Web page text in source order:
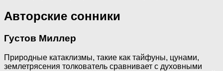
Авторские сонники
Густов Миллер
Природные катаклизмы, такие как тайфуны, цунами,
землетрясения толкователь сравнивает с духовными